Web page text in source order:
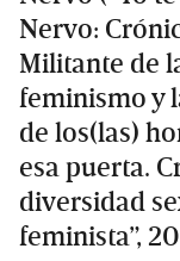
Nervo:
Militante de
feminismo y
de los(las)
esa puerta.
diversidad
feminista”,